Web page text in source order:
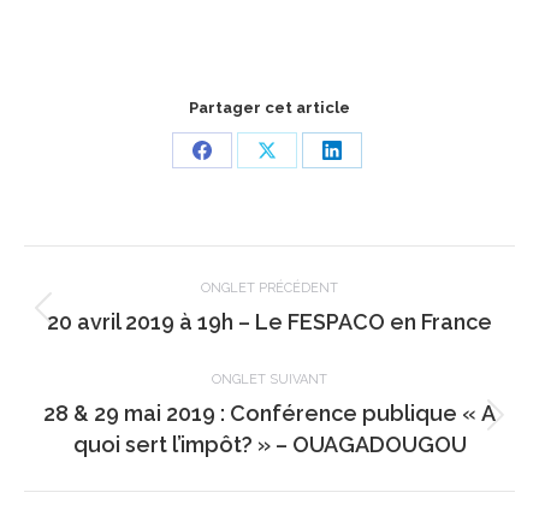
Partager cet article
Share
Share
Share
de
commentaire
ONGLET PRÉCÉDENT
Onglet
20 avril 2019 à 19h – Le FESPACO en France
ONGLET SUIVANT
Onglet
suivant
28 & 29 mai 2019 : Conférence publique « A
quoi sert l’impôt? » – OUAGADOUGOU